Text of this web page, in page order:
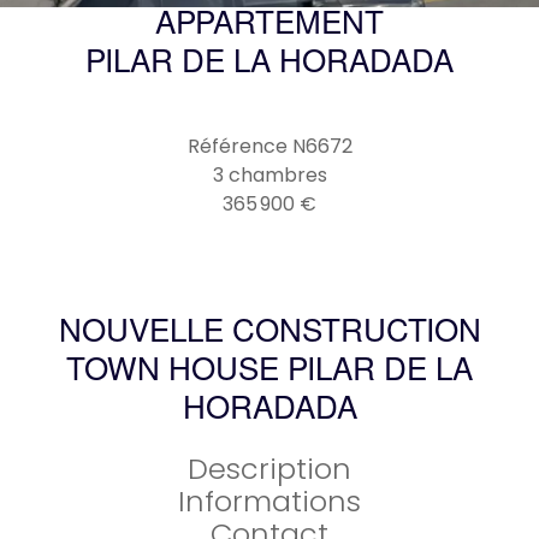
APPARTEMENT
PILAR DE LA HORADADA
Référence N6672
3 chambres
365 900 €
NOUVELLE CONSTRUCTION
TOWN HOUSE PILAR DE LA
HORADADA
Description
Informations